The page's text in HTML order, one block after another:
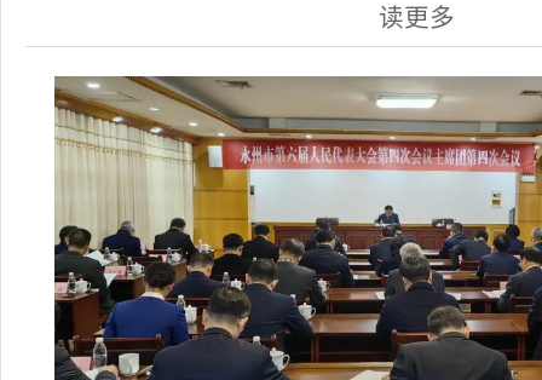
读更多